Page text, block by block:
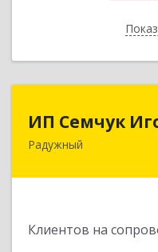
ИП Семчук
Радужный
Клиентов на
628464,